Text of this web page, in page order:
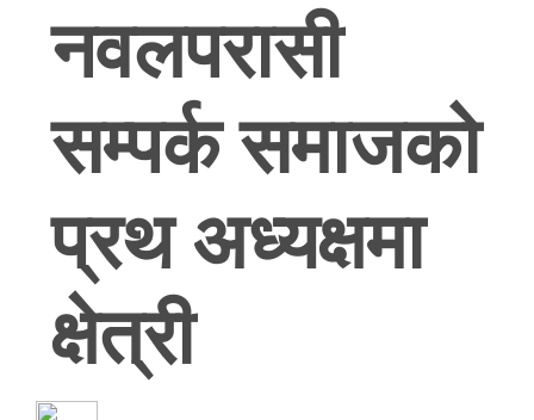
नवलपरासी
सम्पर्क समाजको
प्रथ अध्यक्षमा
क्षेत्री